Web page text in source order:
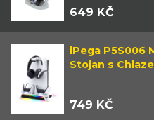
649 KČ
iPega P5S006
Stojan s
749 KČ